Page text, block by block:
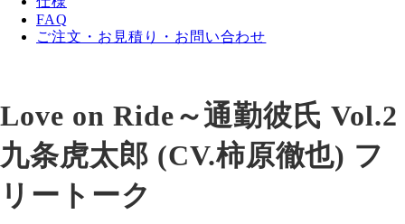
FAQ
ご注文・お見積り・お問い合わせ
Love on Ride～通勤彼氏 Vol.2
九条虎太郎 (CV.柿原徹也) フ
リートーク